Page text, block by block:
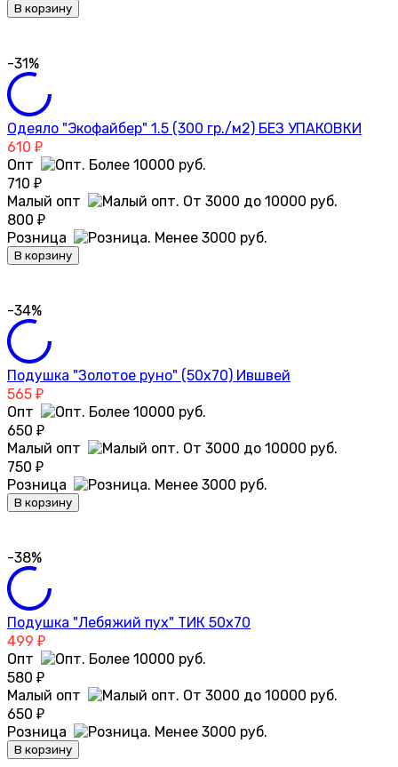
В корзину
-31%
Одеяло "Экофайбер" 1.5 (300 гр./м2) БЕЗ УПАКОВКИ
610 ₽
Опт
710 ₽
Малый опт
800 ₽
Розница
В корзину
-34%
Подушка "Золотое руно" (50х70) Ившвей
565 ₽
Опт
650 ₽
Малый опт
750 ₽
Розница
В корзину
-38%
Подушка "Лебяжий пух" ТИК 50х70
499 ₽
Опт
580 ₽
Малый опт
650 ₽
Розница
В корзину